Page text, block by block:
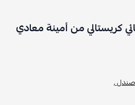
كريستالي من أمينة معادي
صندل ,